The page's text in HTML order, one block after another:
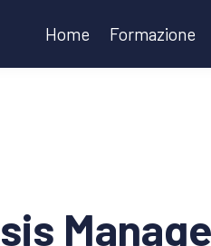
Home Formazione